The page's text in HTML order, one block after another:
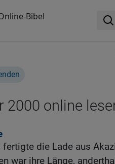
Bibel
2000 online
fertigte die Lade aus
war ihre Länge,